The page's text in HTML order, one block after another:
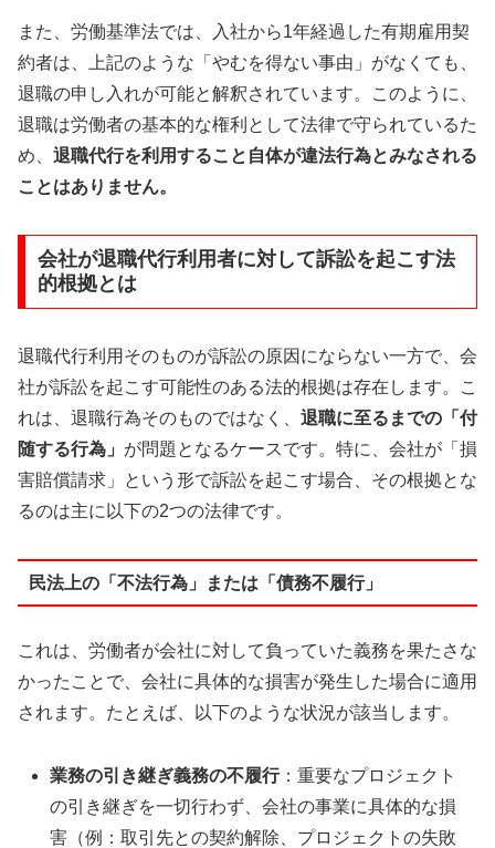
また、労働基準法では、入社から1年経過した有期雇用契
約者は、上記のような「やむを得ない事由」がなくても、
退職の申し入れが可能と解釈されています。このように、
退職は労働者の基本的な権利として法律で守られているた
め、 退職代行を利用すること自体が違法行為とみなされる
ことはありません。
会社が退職代行利用者に対して訴訟を起こす法
的根拠とは
退職代行利用そのものが訴訟の原因にならない一方で、会
社が訴訟を起こす可能性のある法的根拠は存在します。こ
れは、退職行為そのものではなく、 退職に至るまでの「付
随する行為」 が問題となるケースです。特に、会社が「損
害賠償請求」という形で訴訟を起こす場合、その根拠とな
るのは主に以下の2つの法律です。
民法上の「不法行為」または「債務不履行」
これは、労働者が会社に対して負っていた義務を果たさな
かったことで、会社に具体的な損害が発生した場合に適用
されます。たとえば、以下のような状況が該当します。
業務の引き継ぎ義務の不履行：重要なプロジェクト
の引き継ぎを一切行わず、会社の事業に具体的な損
害（例：取引先との契約解除、プロジェクトの失敗